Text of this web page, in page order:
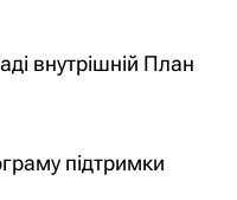
внутрішній План
підтримки